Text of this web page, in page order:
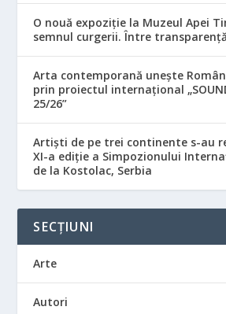
O nouă expoziție la Muzeul Apei
semnul curgerii. Între
Arta contemporană unește
prin proiectul internațional
25/26”
Artiști de pe trei continente s-au
XI-a ediție a Simpozionului
de la Kostolac, Serbia
SECȚIUNI
Arte
Autori